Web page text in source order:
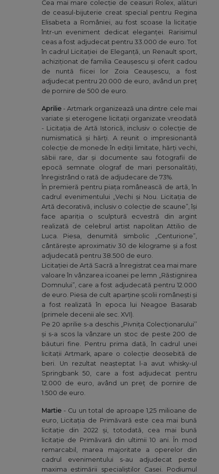
Cea mai mare colecție de ceasuri Rolex, alături
de ceasul-bijuterie creat special pentru Regina
Elisabeta a României, au fost scoase la licitație
într-un eveniment dedicat eleganței. Rarisimul
ceas a fost adjudecat pentru 33.000 de euro. Tot
în cadrul Licitației de Eleganță, un Renault sport,
achiziționat de familia Ceaușescu și oferit cadou
de nuntă fiicei lor Zoia Ceaușescu, a fost
adjudecat pentru 20.000 de euro, având un preț
de pornire de 500 de euro.
Aprilie- Artmark organizează una dintre cele mai
variate și eterogene licitații organizate vreodată
- Licitația de Artă Istorică, inclusiv o colecție de
numismatică și hărți. A reunit o impresionantă
colecție de monede în ediții limitate, hărți vechi,
săbii rare, dar și documente sau fotografii de
epocă semnate olograf de mari personalități,
înregistrând o rată de adjudecare de 73%.
În premieră pentru piața românească de artă, în
cadrul evenimentului „Vechi și Nou. Licitația de
Artă decorativă, inclusiv o colecție de scaune”, își
face apariția o sculptură ecvestră din argint
realizată de celebrul artist napolitan Attilio de
Luca. Piesa, denumită simbolic „Centurione”,
cântărește aproximativ 30 de kilograme și a fost
adjudecată pentru 38.500 de euro.
Licitației de Artă Sacră a înregistrat cea mai mare
valoare în vânzarea icoanei pe lemn „Răstignirea
Domnului”, care a fost adjudecată pentru 12.000
de euro. Piesa de cult aparține școlii românești și
a fost realizată în epoca lui Neagoe Basarab
(primele decenii ale sec. XVI).
Pe 20 aprilie s-a deschis „Pivnița Colecționarului’’
și s-a scos la vânzare un stoc de peste 200 de
băuturi fine. Pentru prima dată, în cadrul unei
licitații Artmark, apare o colecție deosebită de
beri. Un rezultat neașteptat l-a avut whisky-ul
Springbank 50, care a fost adjudecat pentru
12.000 de euro, având un preț de pornire de
1.500 de euro.
Martie- Cu un total de aproape 1,25 milioane de
euro, Licitația de Primăvară este cea mai bună
licitație din 2022 și, totodată, cea mai bună
licitație de Primăvară din ultimii 10 ani. În mod
remarcabil, marea majoritate a operelor din
cadrul evenimentului s-au adjudecat peste
maxima estimării specialiștilor Casei. Podiumul